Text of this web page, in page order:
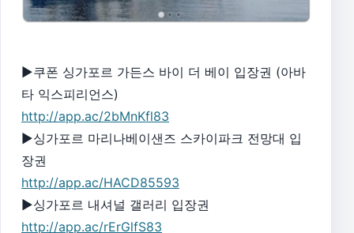
▶쿠폰 싱가포르 가든스 바이 더 베이 입장권 (아바
타 익스피리언스)
http://app.ac/2bMnKfl83
▶싱가포르 마리나베이샌즈 스카이파크 전망대 입
장권
http://app.ac/HACD85593
▶싱가포르 내셔널 갤러리 입장권
http://app.ac/rErGlfS83